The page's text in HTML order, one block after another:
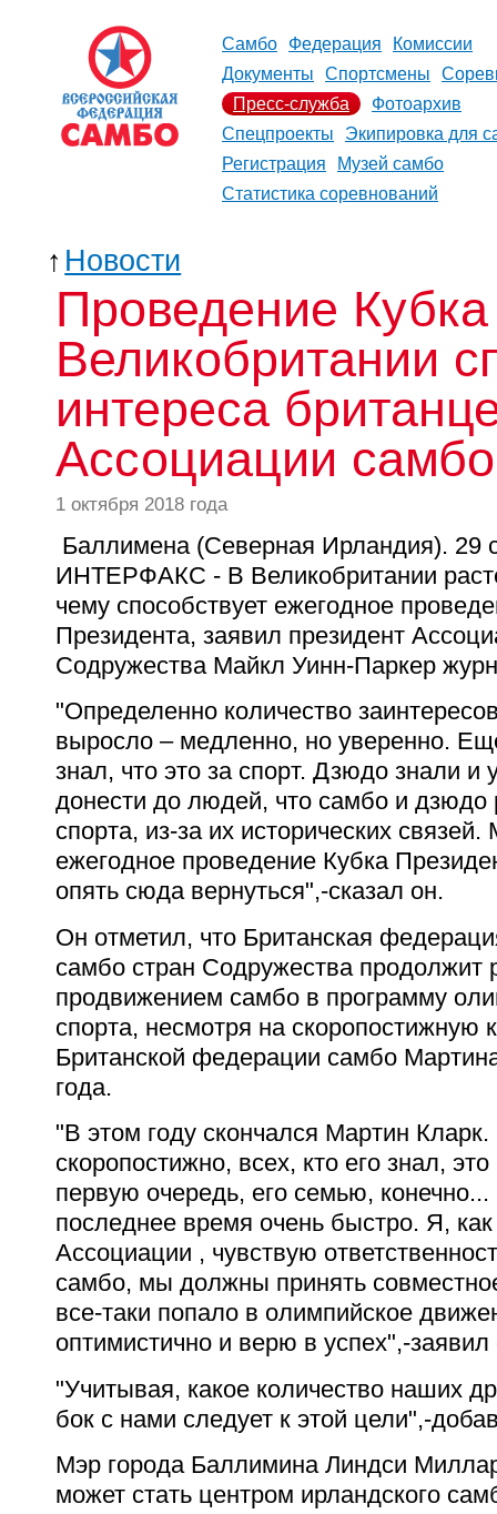
Самбо Федерация
Комиссии
Документы
Спортсмены
Пресс-служба
Фотоархив
Спецпроекты
Экипировка для
Регистрация
Музей самбо
Статистика соревнований
↑ Новости
Проведение
Великобритании
интереса
Ассоциации
1 октября 2018 года
Баллимена (Северная Ирландия). 29
ИНТЕРФАКС - В Великобритании
чему способствует ежегодное
Президента, заявил президент
Содружества Майкл Уинн-Паркер
"Определенно количество
выросло – медленно, но уверенно.
знал, что это за спорт. Дзюдо знали и
донести до людей, что самбо и
спорта, из-за их исторических
ежегодное проведение Кубка
опять сюда вернуться",-сказал он.
Он отметил, что Британская
самбо стран Содружества продолжит
продвижением самбо в программу
спорта, несмотря на скоропостижную
Британской федерации самбо
года.
"В этом году скончался Мартин
скоропостижно, всех, кто его знал,
первую очередь, его семью,
последнее время очень быстро. Я, как
Ассоциации , чувствую
самбо, мы должны принять
все-таки попало в олимпийское
оптимистично и верю в успех",-заявил
"Учитывая, какое количество наших
бок с нами следует к этой цели",-
Мэр города Баллимина Линдси
может стать центром ирландского